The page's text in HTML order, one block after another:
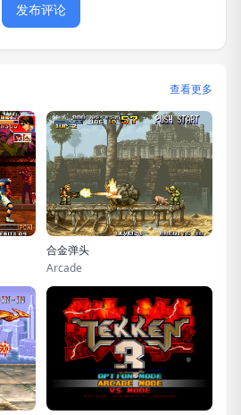
发布评论
查看更多
合金弹头
Arcade